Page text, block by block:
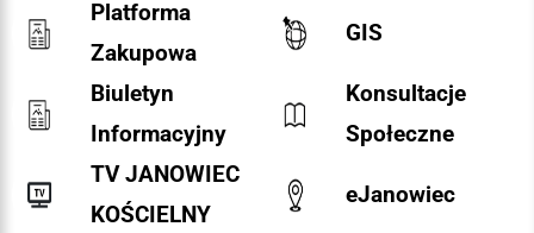
Platforma
Zakupowa
GIS
Biuletyn
Informacyjny
Konsultacje
Społeczne
TV JANOWIEC
KOŚCIELNY
eJanowiec